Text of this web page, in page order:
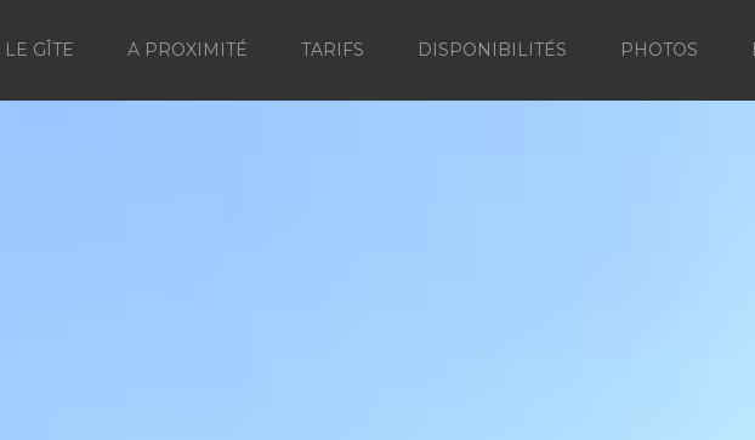
LE GÎTE A PROXIMITÉ TARIFS DISPONIBILITÉS PHOTOS